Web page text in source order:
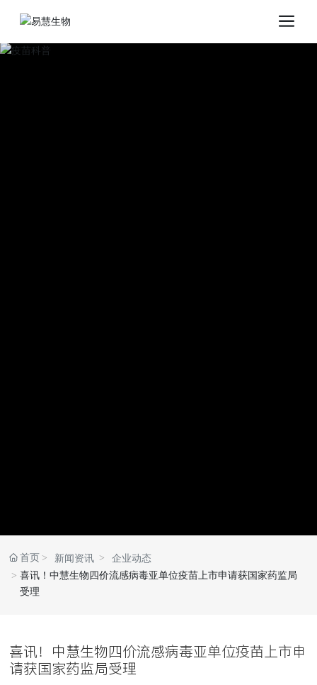
首页 新闻资讯
企业动态
喜讯！中慧生物四价流感病毒亚单位疫苗上市申请获国家药监局
受理
喜讯！中慧生物四价流感病毒亚单位疫苗上市申
请获国家药监局受理